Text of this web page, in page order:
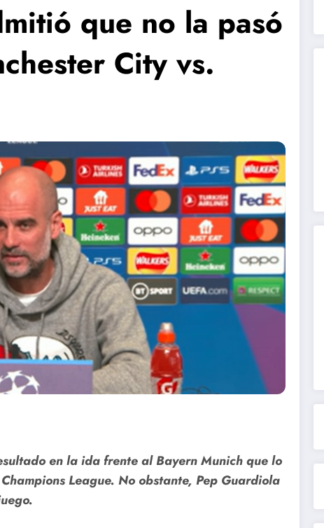
que no la pasó
City vs.
en la ida frente al Bayern Munich que lo
League. No obstante, Pep Guardiola